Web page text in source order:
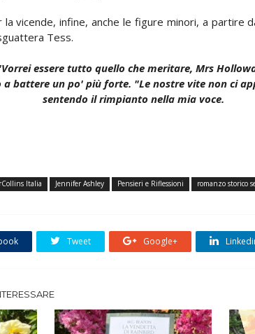
vicende, infine, anche le figure minori, a partire
Tess.
essere tutto quello che meritare, Mrs
a battere un po' più forte. "Le nostre vite non ci
sentendo il rimpianto nella mia voce.
Italia Jennifer Ashley Pensieri e Riflessioni romanzo storico
Tweet Google+